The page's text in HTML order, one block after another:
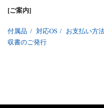
[ご案内]
付属品 / 対応OS / お支払い方
収書のご発行